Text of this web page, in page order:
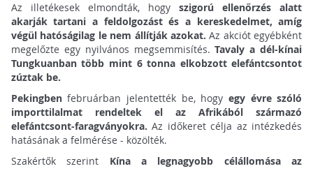
Az illetékesek elmondták, hogy szigorú ellenőrzés alatt
akarják tartani a feldolgozást és a kereskedelmet, amíg
végül hatóságilag le nem állítják azokat. Az akciót egyébként
megelőzte egy nyilvános megsemmisítés.Tavaly a dél-kínai
Tungkuanban több mint 6 tonna elkobzott elefántcsontot
zúztak be.
Pekingbenfebruárban jelentették be, hogy egy évre szóló
importtilalmat rendeltek el az Afrikából származó
elefántcsont-faragványokra. Az időkeret célja az intézkedés
hatásának a felmérése - közölték.
Szakértők szerint Kína a legnagyobb célállomása az